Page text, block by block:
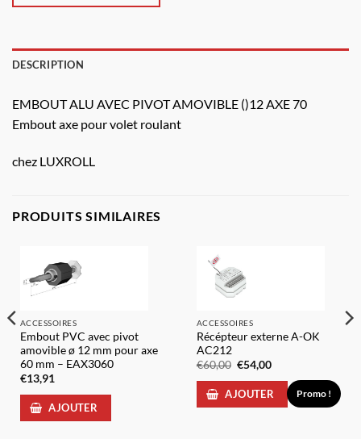
DESCRIPTION
EMBOUT ALU AVEC PIVOT AMOVIBLE ()12 AXE 70
Embout axe pour volet roulant
chez LUXROLL
PRODUITS SIMILAIRES
ACCESSOIRES
Embout PVC avec pivot
amovible ø 12 mm pour axe
60 mm – EAX3060
€13,91
AJOUTER
Promo !
ACCESSOIRES
Récépteur externe A-OK
AC212
€60,00 Le
initial
était :
€60,00.
€54,00Le
actuel
est :
€54,00.
AJOUTER